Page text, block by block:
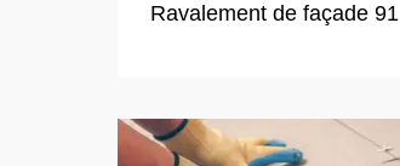
Ravalement de façade 91